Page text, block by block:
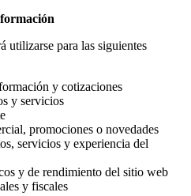
utilizarse para las siguientes
y cotizaciones
y servicios
promociones o novedades
servicios y experiencia del
y de rendimiento del sitio web
y fiscales